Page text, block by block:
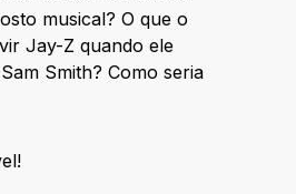
musical? O que o
Jay-Z quando ele
Smith? Como seria